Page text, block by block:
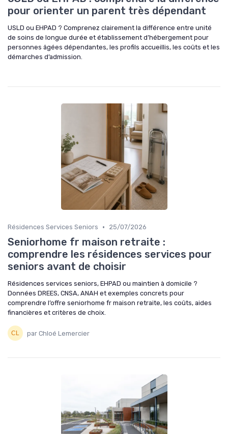
pour orienter un parent très dépendant
USLD ou EHPAD ? Comprenez clairement la différence entre unité
de soins de longue durée et établissement d’hébergement pour
personnes âgées dépendantes, les profils accueillis, les coûts et les
démarches d’admission.
Résidences Services Seniors • 25/07/2026
Seniorhome fr maison retraite :
comprendre les résidences services pour
seniors avant de choisir
Résidences services seniors, EHPAD ou maintien à domicile ?
Données DREES, CNSA, ANAH et exemples concrets pour
comprendre l’offre seniorhome fr maison retraite, les coûts, aides
financières et critères de choix.
par Chloé Lemercier